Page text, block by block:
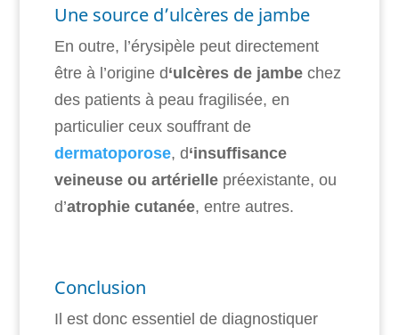
Une source d’ulcères de jambe
En outre, l’érysipèle peut directement
être à l’origine d‘ulcères de jambechez
des patients à peau fragilisée, en
particulier ceux souffrant de
dermatoporose, d‘insuffisance
veineuse ou artériellepréexistante, ou
d’atrophie cutanée, entre autres.
Conclusion
Il est donc essentiel de diagnostiquer